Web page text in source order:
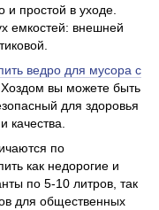
и простой в уходе.
емкостей: внешней
ведро для мусора с
Хоздом вы можете быть
для здоровья
качества.
по
как недорогие и
по 5-10 литров, так
для общественных